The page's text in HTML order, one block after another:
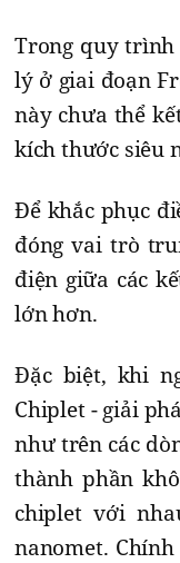
Trong quy trình
lý ở giai đoạn
này chưa thể
kích thước siêu
Để khắc phục
đóng vai trò
điện giữa các
lớn hơn.
Đặc biệt, khi
Chiplet - giải
như trên các
thành phần
chiplet với
nanomet.